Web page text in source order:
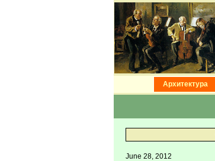
Архитектура
June 28, 2012